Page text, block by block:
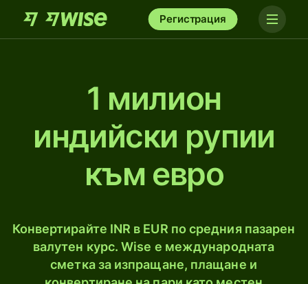
Регистрация
1 милион
индийски рупии
към евро
Конвертирайте INR в EUR по средния пазарен
валутен курс. Wise е международната
сметка за изпращане, плащане и